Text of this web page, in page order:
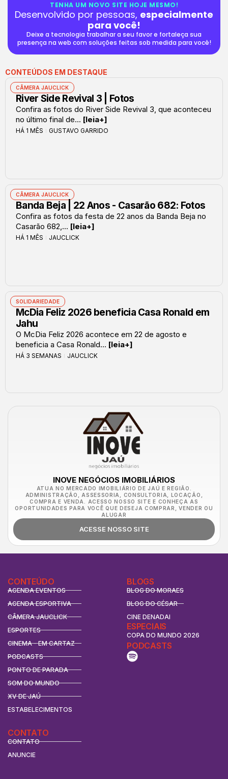
TENHA UM NOVO SITE HOJE MESMO!
Desenvolvido por pessoas, especialmente
para você!
Deixe a tecnologia trabalhar a seu favor e fortaleça sua
presença na web com soluções feitas sob medida para você!
CONTEÚDOS EM DESTAQUE
CÂMERA JAUCLICK
River Side Revival 3 | Fotos
Confira as fotos do River Side Revival 3, que aconteceu
no último final de... [leia+]
HÁ 1 MÊS GUSTAVO GARRIDO
CÂMERA JAUCLICK
Banda Beja | 22 Anos - Casarão 682: Fotos
Confira as fotos da festa de 22 anos da Banda Beja no
Casarão 682,... [leia+]
HÁ 1 MÊS JAUCLICK
SOLIDARIEDADE
McDia Feliz 2026 beneficia Casa Ronald em
Jahu
O McDia Feliz 2026 acontece em 22 de agosto e
beneficia a Casa Ronald... [leia+]
HÁ 3 SEMANAS JAUCLICK
INOVE NEGÓCIOS IMOBILIÁRIOS
ATUA NO MERCADO IMOBILIÁRIO DE JAÚ E REGIÃO.
ADMINISTRAÇÃO, ASSESSORIA, CONSULTORIA, LOCAÇÃO,
COMPRA E VENDA. ACESSO NOSSO SITE E CONHEÇA AS
OPORTUNIDADES PARA VOCÊ QUE DESEJA COMPRAR, VENDER OU
ALUGAR
ACESSE NOSSO SITE
CONTEÚDO
AGENDA EVENTOS
AGENDA ESPORTIVA
CÂMERA JAUCLICK
ESPORTES
CINEMA - EM CARTAZ
PODCASTS
PONTO DE PARADA
SOM DO MUNDO
XV DE JAÚ
ESTABELECIMENTOS
BLOGS
BLOG DO MORAES
BLOG DO CÉSAR
CINE DENADAI
ESPECIAIS
COPA DO MUNDO 2026
CONTATO
CONTATO
ANUNCIE
PODCASTS